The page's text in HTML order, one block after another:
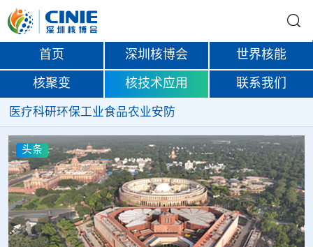
首页 深圳核博会 世界核能
核聚变 核技术应用 联系我们
医疗科研环保工业食品农业安防
头条